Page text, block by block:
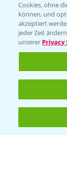
Allgemeine
Impressum
© Bayer
Cookies, ohne
können, und
akzeptiert
jeder Zeit
unserer